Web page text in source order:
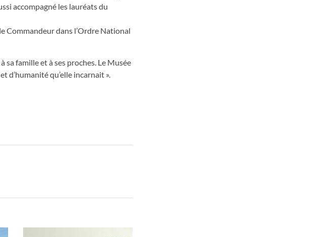
accompagné les lauréats du
Commandeur dans l’Ordre National
sa famille et à ses proches. Le Musée
qu’elle incarnait ».